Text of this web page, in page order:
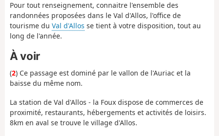
Pour tout renseignement, connaitre l'ensemble des
randonnées proposées dans le Val d'Allos, l'office de
tourisme du Val d'Allos se tient à votre disposition, tout au
long de l'année.
À voir
(2) Ce passage est dominé par le vallon de l'Auriac et la
baisse du même nom.
La station de Val d'Allos - la Foux dispose de commerces de
proximité, restaurants, hébergements et activités de loisirs.
8km en aval se trouve le village d'Allos.